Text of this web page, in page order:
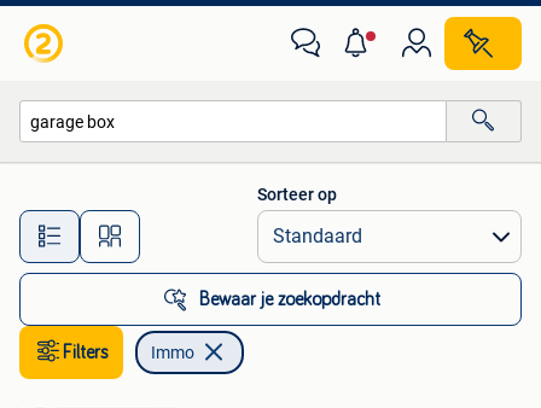
Alle afstanden…
Sorteer op
Bewaar je zoekopdracht
Filters Immo